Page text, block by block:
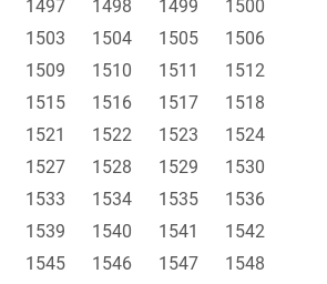
1497 1498 1499
1500
1503 1504 1505
1506
1509 1510 1511
1512
1515 1516 1517
1518
1521 1522 1523
1524
1527 1528 1529
1530
1533 1534 1535
1536
1539 1540 1541
1542
1545 1546 1547
1548